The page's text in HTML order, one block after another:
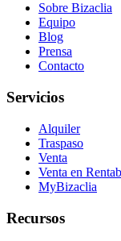
Sobre Bizaclia
Equipo
Blog
Prensa
Contacto
Servicios
Alquiler
Traspaso
Venta
Venta en
MyBizaclia
Recursos